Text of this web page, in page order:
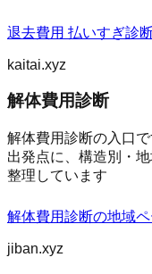
退去費用 払いすぎ診
kaitai.xyz
解体費用診断
解体費用診断の入口
出発点に、構造別・
整理しています
解体費用診断の地域
jiban.xyz